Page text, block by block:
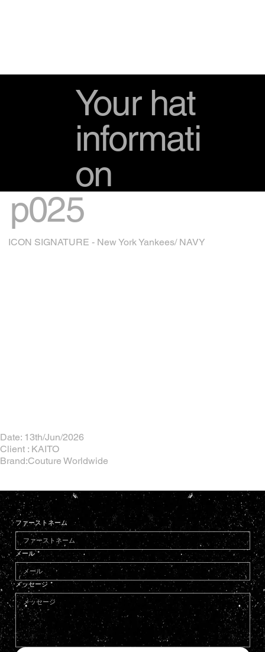
Your hat
informati
on
p025
ICON SIGNATURE - New York Yankees/ NAVY
Date: 13th/Jun/2026
Client : KAITO
Brand:Couture Worldwide
ファーストネーム
メール *
メッセージ *